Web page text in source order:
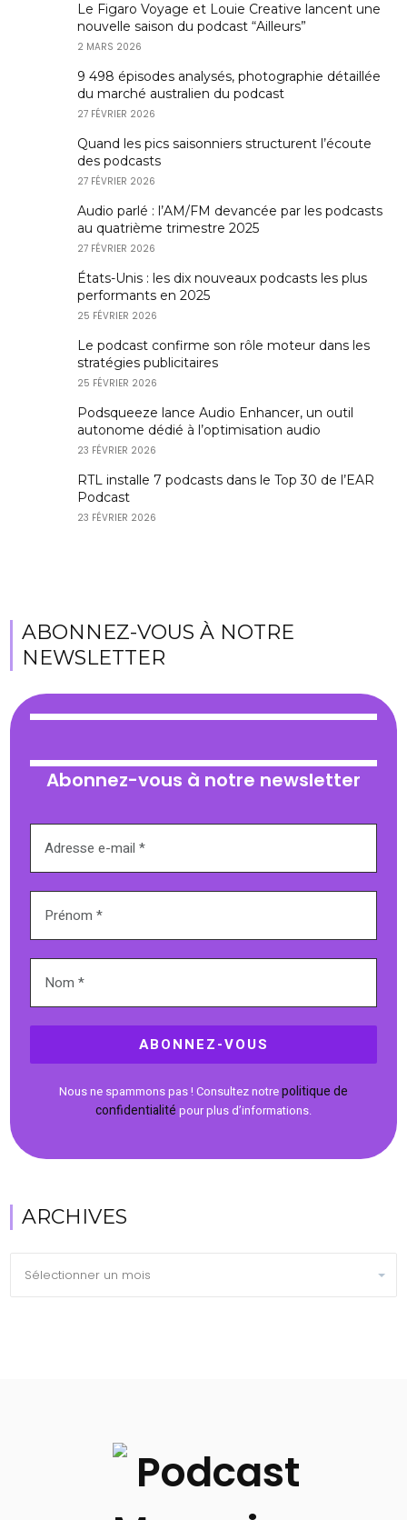
Le Figaro Voyage et Louie Creative lancent une
nouvelle saison du podcast “Ailleurs”
2 MARS 2026
9 498 épisodes analysés, photographie détaillée
du marché australien du podcast
27 FÉVRIER 2026
Quand les pics saisonniers structurent l’écoute
des podcasts
27 FÉVRIER 2026
Audio parlé : l’AM/FM devancée par les podcasts
au quatrième trimestre 2025
27 FÉVRIER 2026
États-Unis : les dix nouveaux podcasts les plus
performants en 2025
25 FÉVRIER 2026
Le podcast confirme son rôle moteur dans les
stratégies publicitaires
25 FÉVRIER 2026
Podsqueeze lance Audio Enhancer, un outil
autonome dédié à l’optimisation audio
23 FÉVRIER 2026
RTL installe 7 podcasts dans le Top 30 de l’EAR
Podcast
23 FÉVRIER 2026
ABONNEZ-VOUS À NOTRE
NEWSLETTER
Abonnez-vous à notre newsletter
Nous ne spammons pas ! Consultez notrepolitique de
confidentialité pour plus d’informations.
ARCHIVES